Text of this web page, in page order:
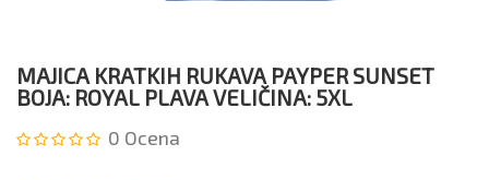
MAJICA KRATKIH RUKAVA PAYPER SUNSET
BOJA: ROYAL PLAVA VELIČINA: 5XL
0 Ocena